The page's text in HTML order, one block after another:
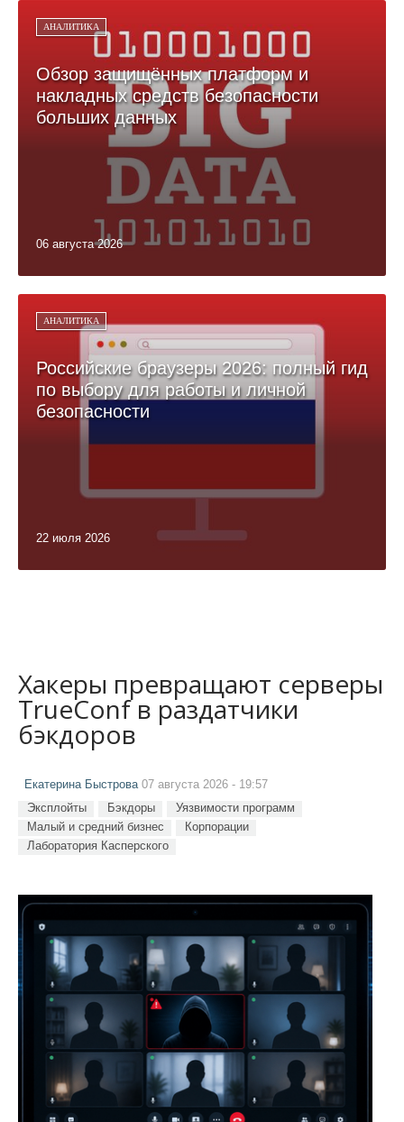
АНАЛИТИКА
Обзор защищённых платформ и
накладных средств безопасности
больших данных
06 августа 2026
АНАЛИТИКА
Российские браузеры 2026: полный гид
по выбору для работы и личной
безопасности
22 июля 2026
Хакеры превращают серверы
TrueConf в раздатчики
бэкдоров
Екатерина Быстрова07 августа 2026 - 19:57
Эксплойты Бэкдоры
Уязвимости программ
Малый и средний бизнес
Корпорации
Лаборатория Касперского